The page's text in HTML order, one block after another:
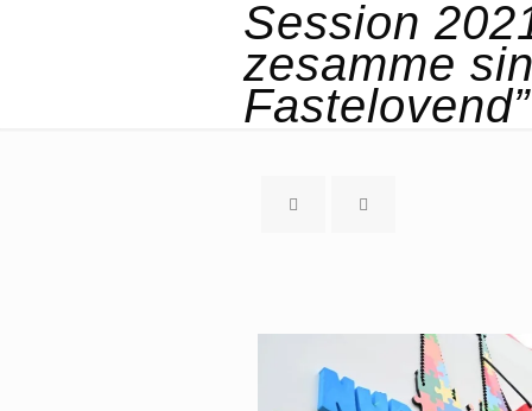
Session
zesamme
Fastelovend”